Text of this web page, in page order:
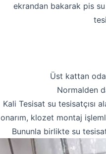
ekrandan bakarak pis
Üst kattan
Normalden
Kali Tesisat su tesisatçısı
onarım, klozet montaj
Bununla birlikte su